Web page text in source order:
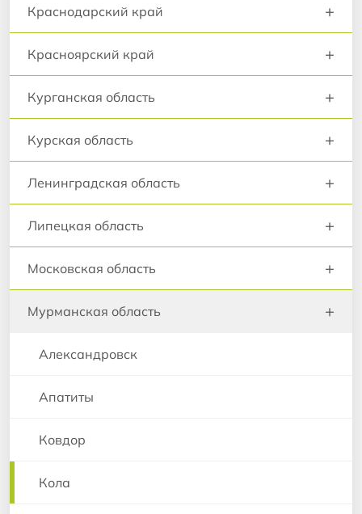
Краснодарский край +
Красноярский край +
Курганская область +
Курская область +
Ленинградская область +
Липецкая область +
Московская область +
Мурманская область +
Александровск
Апатиты
Ковдор
Кола